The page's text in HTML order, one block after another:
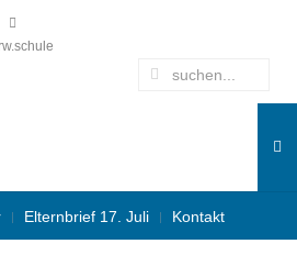
Elternbrief 17. Juli Kontakt